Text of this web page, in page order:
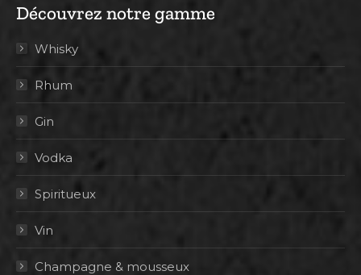
Découvrez notre gamme
Whisky
Rhum
Gin
Vodka
Spiritueux
Vin
Champagne & mousseux